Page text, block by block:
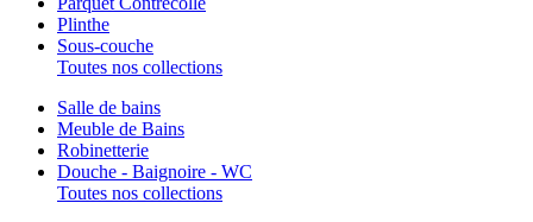
Plinthe
Sous-couche
Toutes nos collections
Salle de bains
Meuble de Bains
Robinetterie
Douche - Baignoire - WC
Toutes nos collections